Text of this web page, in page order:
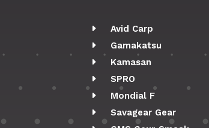
Avid Carp
Gamakatsu
Kamasan
SPRO
Mondial F
Savagear Gear